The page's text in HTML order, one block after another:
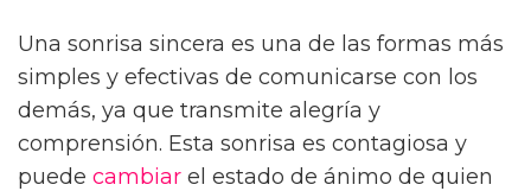
Una sonrisa sincera es una de las formas más
simples y efectivas de comunicarse con los
demás, ya que transmite alegría y
comprensión. Esta sonrisa es contagiosa y
puede cambiar el estado de ánimo de quien